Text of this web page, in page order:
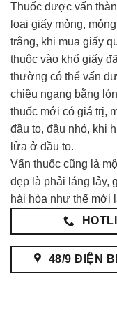
Thuốc được vấn
loại giấy mỏng,
trắng, khi mua giấy
thuộc vào khổ giấy
thường có thể vấn
chiều ngang bằng
thuốc mới có giá trị,
đầu to, đầu nhỏ, khi
lửa ở đầu to.
Vấn thuốc cũng là
đẹp là phải láng lảy,
hài hòa như thế mới
48/9 ĐIỆN